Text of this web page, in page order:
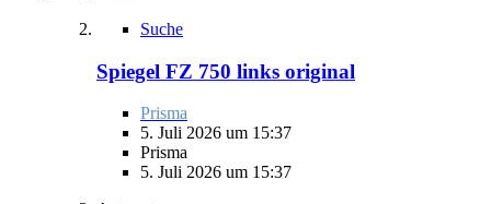
Suche
Spiegel FZ 750 links original
Prisma
5. Juli 2026 um 15:37
Prisma
5. Juli 2026 um 15:37